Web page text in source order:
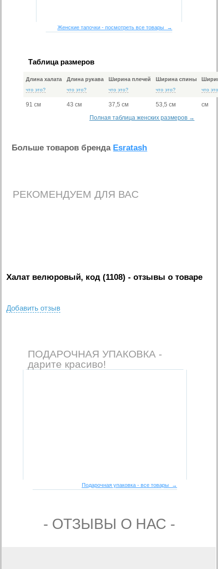
Женские тапочки - посмотреть все товары →
Таблица размеров
Длина халата
что это?
Длина рукава
что это?
Ширина плечей
что это?
Ширина спины
что это? что
91 см 43 см 37,5 см 53,5 см
см
Полная таблица женских размеров →
Больше товаров бренда Esratash
РЕКОМЕНДУЕМ ДЛЯ ВАС
Халат велюровый, код (1108) - отзывы о товаре
Добавить отзыв
ПОДАРОЧНАЯ УПАКОВКА -
дарите красиво!
Подарочная упаковка - все товары →
- ОТЗЫВЫ О НАС -